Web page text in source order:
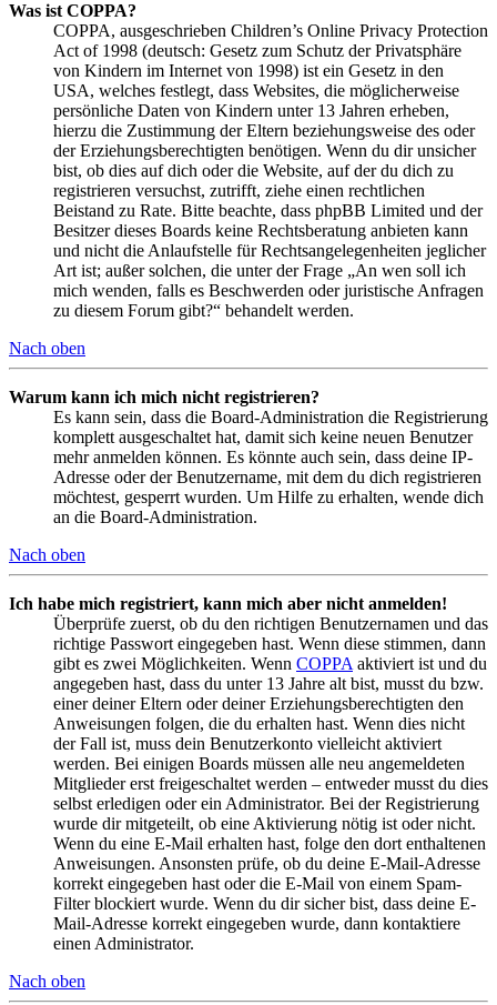
Was ist COPPA?
COPPA, ausgeschrieben Children’s Online Privacy Protection
Act of 1998 (deutsch: Gesetz zum Schutz der Privatsphäre
von Kindern im Internet von 1998) ist ein Gesetz in den
USA, welches festlegt, dass Websites, die möglicherweise
persönliche Daten von Kindern unter 13 Jahren erheben,
hierzu die Zustimmung der Eltern beziehungsweise des oder
der Erziehungsberechtigten benötigen. Wenn du dir unsicher
bist, ob dies auf dich oder die Website, auf der du dich zu
registrieren versuchst, zutrifft, ziehe einen rechtlichen
Beistand zu Rate. Bitte beachte, dass phpBB Limited und der
Besitzer dieses Boards keine Rechtsberatung anbieten kann
und nicht die Anlaufstelle für Rechtsangelegenheiten jeglicher
Art ist; außer solchen, die unter der Frage „An wen soll ich
mich wenden, falls es Beschwerden oder juristische Anfragen
zu diesem Forum gibt?“ behandelt werden.
Nach oben
Warum kann ich mich nicht registrieren?
Es kann sein, dass die Board-Administration die Registrierung
komplett ausgeschaltet hat, damit sich keine neuen Benutzer
mehr anmelden können. Es könnte auch sein, dass deine IP-
Adresse oder der Benutzername, mit dem du dich registrieren
möchtest, gesperrt wurden. Um Hilfe zu erhalten, wende dich
an die Board-Administration.
Nach oben
Ich habe mich registriert, kann mich aber nicht anmelden!
Überprüfe zuerst, ob du den richtigen Benutzernamen und das
richtige Passwort eingegeben hast. Wenn diese stimmen, dann
gibt es zwei Möglichkeiten. Wenn COPPA aktiviert ist und du
angegeben hast, dass du unter 13 Jahre alt bist, musst du bzw.
einer deiner Eltern oder deiner Erziehungsberechtigten den
Anweisungen folgen, die du erhalten hast. Wenn dies nicht
der Fall ist, muss dein Benutzerkonto vielleicht aktiviert
werden. Bei einigen Boards müssen alle neu angemeldeten
Mitglieder erst freigeschaltet werden – entweder musst du dies
selbst erledigen oder ein Administrator. Bei der Registrierung
wurde dir mitgeteilt, ob eine Aktivierung nötig ist oder nicht.
Wenn du eine E-Mail erhalten hast, folge den dort enthaltenen
Anweisungen. Ansonsten prüfe, ob du deine E-Mail-Adresse
korrekt eingegeben hast oder die E-Mail von einem Spam-
Filter blockiert wurde. Wenn du dir sicher bist, dass deine E-
Mail-Adresse korrekt eingegeben wurde, dann kontaktiere
einen Administrator.
Nach oben